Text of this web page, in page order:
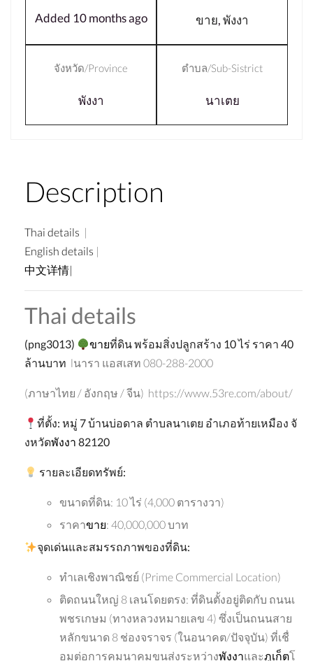
Added 10 months ago ขาย,พังงา
จังหวัด/Province
พังงา
ตำบล/Sub-Sistrict
นาเตย
Description
Thai details |
English details |
中文详情|
Thai details
(png3013) ขายที่ดินพร้อมสิ่งปลูกสร้าง 10ไร่ ราคา 40
ล้านบาท lนารา แอสเสท 080-288-2000
(ภาษาไทย / อังกฤษ / จีน) https://www.53re.com/about/
ที่ตั้ง:หมู่ 7บ้านบ่อดาล ตำบลนาเตย อำเภอท้ายเหมือง จั
งหวัดพังงา 82120
รายละเอียดทรัพย์:
ขนาดที่ดิน: 10 ไร่ (4,000 ตารางวา)
ราคาขาย: 40,000,000 บาท
จุดเด่นและสมรรถภาพของที่ดิน:
ทำเลเชิงพาณิชย์ (Prime Commercial Location)
ติดถนนใหญ่ 8 เลนโดยตรง: ที่ดินตั้งอยู่ติดกับ ถนนเ
พชรเกษม (ทางหลวงหมายเลข 4) ซึ่งเป็นถนนสาย
หลักขนาด 8 ช่องจราจร (ในอนาคต/ปัจจุบัน) ที่เชื่
อมต่อการคมนาคมขนส่งระหว่างพังงาและภูเก็ตโ